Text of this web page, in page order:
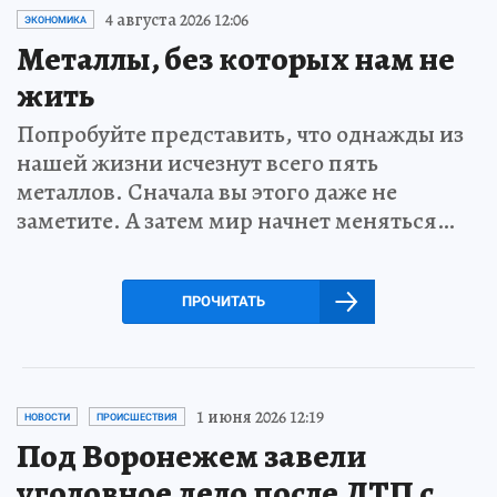
ЭКОНОМИКА 4 августа 2026 12:06
Металлы, без которых нам не
жить
Попробуйте представить, что однажды из
нашей жизни исчезнут всего пять
металлов. Сначала вы этого даже не
заметите. А затем мир начнет меняться…
ПРОЧИТАТЬ
НОВОСТИ ПРОИСШЕСТВИЯ 1 июня 2026 12:19
Под Воронежем завели